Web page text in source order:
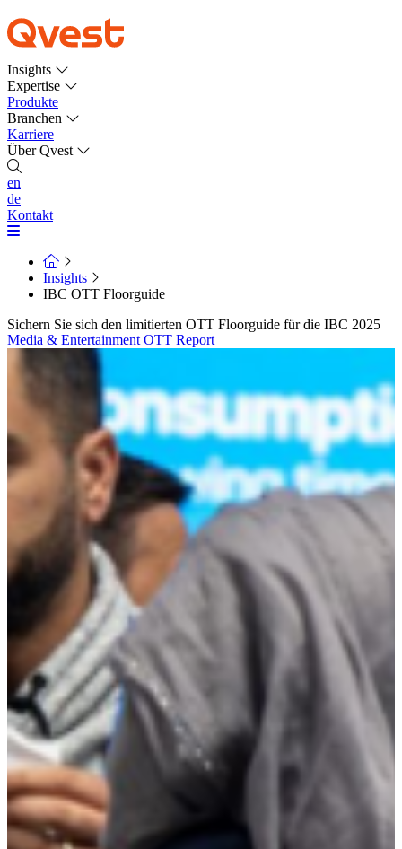
Insights
Expertise
Produkte
Branchen
Karriere
Über Qvest
en
de
Kontakt
Insights
IBC OTT Floorguide
Sichern Sie sich den limitierten OTT Floorguide für die IBC 2025
Media & Entertainment OTT Report